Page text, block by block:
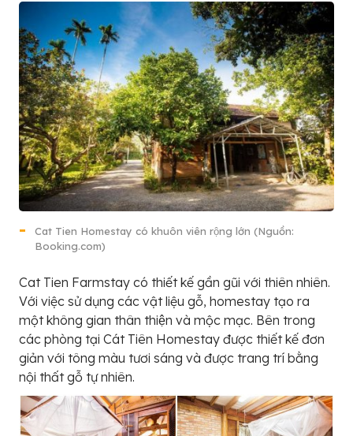
Cat Tien Homestay có khuôn viên rộng lớn (Nguồn:
Booking.com)
Cat Tien Farmstay có thiết kế gần gũi với thiên nhiên.
Với việc sử dụng các vật liệu gỗ, homestay tạo ra
một không gian thân thiện và mộc mạc. Bên trong
các phòng tại Cát Tiên Homestay được thiết kế đơn
giản với tông màu tươi sáng và được trang trí bằng
nội thất gỗ tự nhiên.